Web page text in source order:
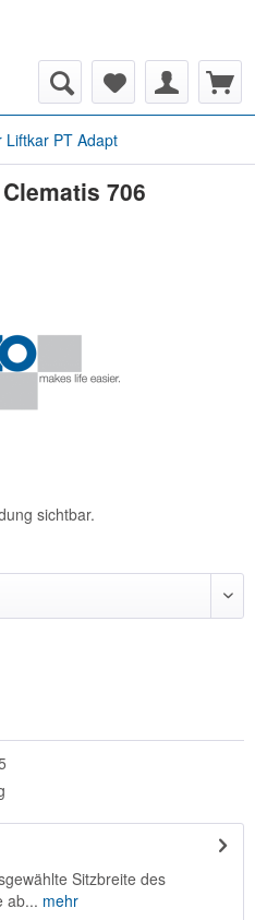
Liftkar PT Adapt
706
sichtbar.
Sitzbreite des
ab... mehr